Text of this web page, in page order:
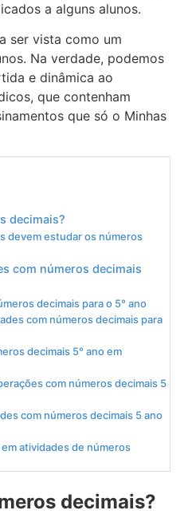
a alguns alunos.
ser vista como um
Na verdade, podemos
e dinâmica ao
que contenham
que só o Minhas
decimais?
devem estudar os números
com números decimais
decimais para o 5° ano
com números decimais para
decimais 5° ano em
com números decimais 5
com números decimais 5 ano
atividades de números
decimais?